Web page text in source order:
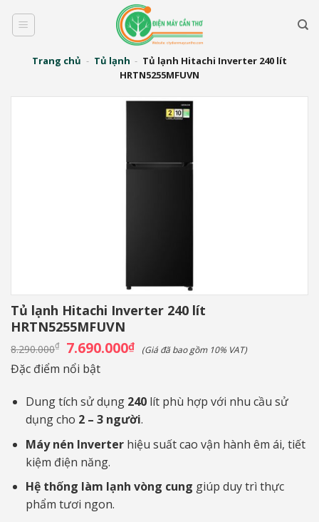
qua
Trang chủ - Tủ lạnh - Tủ lạnh Hitachi Inverter 240 lít
HRTN5255MFUVN
Tủ lạnh Hitachi Inverter 240 lít
HRTN5255MFUVN
8.290.000₫ Giá
gốc
là:
8.290.000₫.
7.690.000₫Giá
hiện
(Giá đã bao gồm 10% VAT)
Đặc điểm nổi bật
Dung tích sử dụng 240lít phù hợp với nhu cầu sử
dụng cho 2 – 3 người.
Máy nén Inverterhiệu suất cao vận hành êm ái, tiết
kiệm điện năng.
Hệ thống làm lạnh vòng cung giúp duy trì thực
phẩm tươi ngon.